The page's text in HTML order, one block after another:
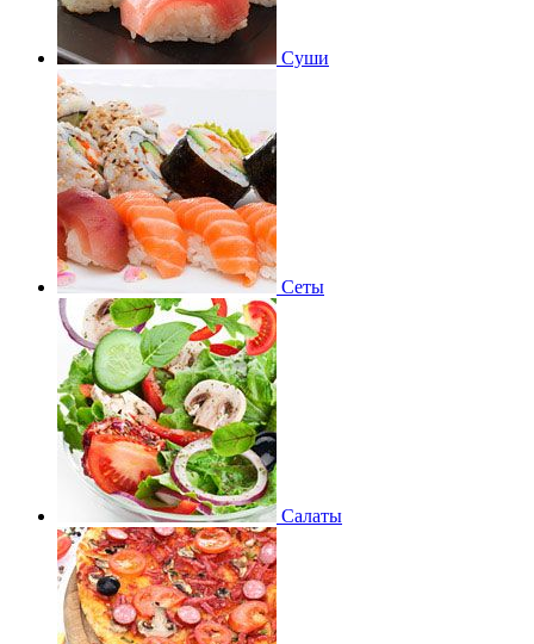
Суши
Сеты
Салаты